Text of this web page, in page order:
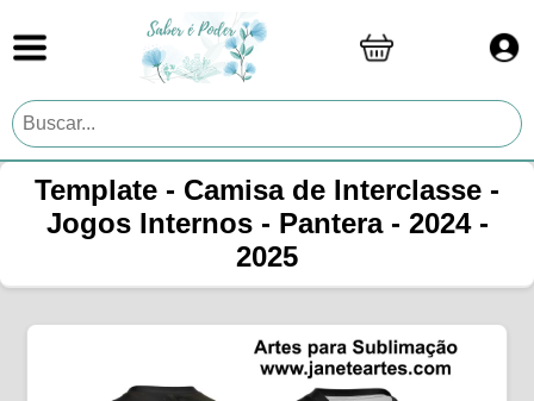
Template - Camisa de Interclasse -
Jogos Internos - Pantera - 2024 -
2025